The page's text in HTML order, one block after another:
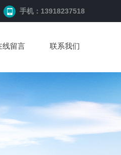
手机：13918237518
线留言 联系我们